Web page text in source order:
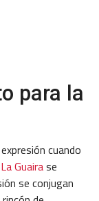
para la
cuando
Guairase
se conjugan